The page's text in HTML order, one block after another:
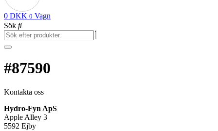
0 DKK 0 Vagn
Sök
#87590
Kontakta oss
Hydro-Fyn ApS
Apple Alley 3
5592 Ejby